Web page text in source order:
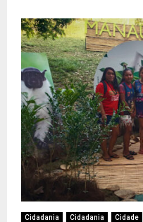
Cidadania Cidadania Cidade